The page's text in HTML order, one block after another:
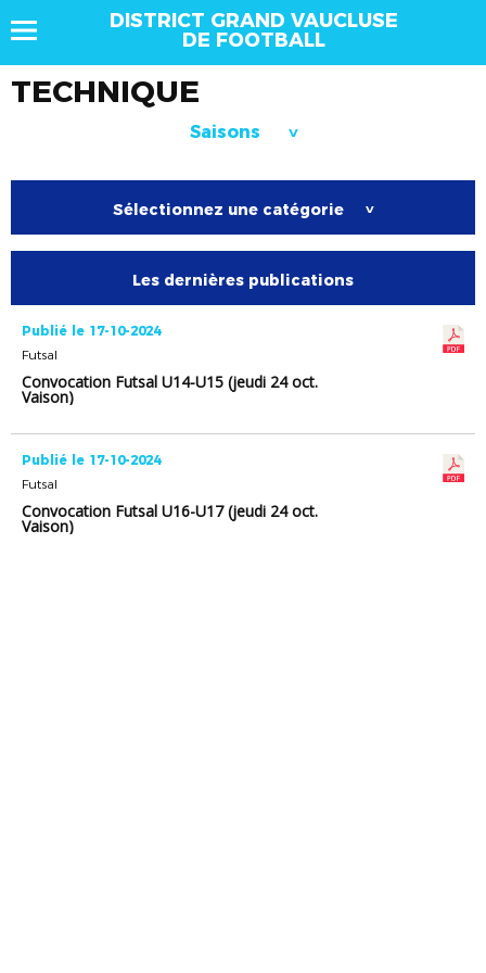
DISTRICT GRAND VAUCLUSE
DE FOOTBALL
TECHNIQUE
Saisons >
Sélectionnez une catégorie >
Les dernières publications
Publié le 17-10-2024
Futsal
Convocation Futsal U14-U15 (jeudi 24 oct.
Vaison)
Publié le 17-10-2024
Futsal
Convocation Futsal U16-U17 (jeudi 24 oct.
Vaison)